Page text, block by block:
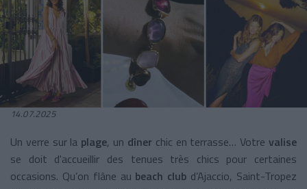
14.07.2025
Un verre sur la plage, un dîner chic en terrasse… Votrevalise
se doit d'accueillir des tenues très chics pour certaines
occasions. Qu’on flâne au beach club d’Ajaccio, Saint-Tropez